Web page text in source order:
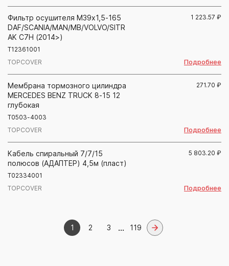
Фильтр осушителя М39х1,5-165
DAF/SCANIA/MAN/MB/VOLVO/SITR
AK C7H (2014>)
T12361001
TOPCOVER
1 223.57 ₽
Подробнее
Мембрана тормозного цилиндра
MERCEDES BENZ TRUCK 8-15 12
глубокая
T0503-4003
TOPCOVER
271.70 ₽
Подробнее
Кабель спиральный 7/7/15
полюсов (АДАПТЕР) 4,5м (пласт)
T02334001
TOPCOVER
5 803.20 ₽
Подробнее
1 2 3 ... 119